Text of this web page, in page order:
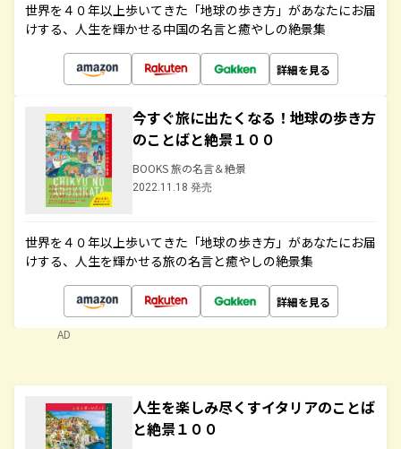
世界を４０年以上歩いてきた「地球の歩き方」があなたにお届
けする、人生を輝かせる中国の名言と癒やしの絶景集
詳細を見る
今すぐ旅に出たくなる！地球の歩き方
のことばと絶景１００
BOOKS 旅の名言＆絶景
2022.11.18 発売
世界を４０年以上歩いてきた「地球の歩き方」があなたにお届
けする、人生を輝かせる旅の名言と癒やしの絶景集
詳細を見る
AD
人生を楽しみ尽くすイタリアのことば
と絶景１００